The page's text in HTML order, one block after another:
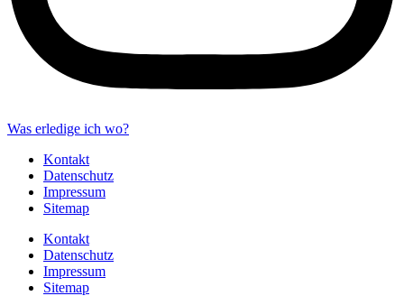
Was erledige ich wo?
Kontakt
Datenschutz
Impressum
Sitemap
Kontakt
Datenschutz
Impressum
Sitemap